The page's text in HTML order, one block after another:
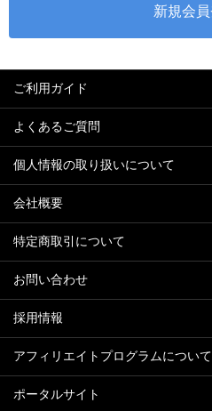
ご利用ガイド
よくあるご質問
個人情報の取り扱いについて
会社概要
特定商取引について
お問い合わせ
採用情報
アフィリエイトプログラムについて
ポータルサイト